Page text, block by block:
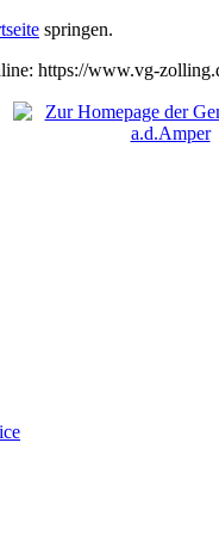
springen.
https://www.vg-